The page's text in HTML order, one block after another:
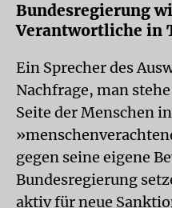
Bundesregierung
Verantwortliche in
Ein Sprecher des
Nachfrage, man
Seite der Menschen
gegen seine eigene
Bundesregierung
aktiv für neue